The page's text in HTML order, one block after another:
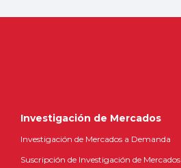
Investigación de Mercados
Investigación de Mercados a Demanda
Suscripción de Investigación de Mercados